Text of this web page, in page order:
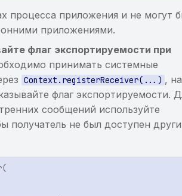
процесса приложения и не могут
приложениями.
флаг экспортируемости при
принимать системные
Context.registerReceiver(...) ,
флаг экспортируемости.
сообщений используйте
получатель не был доступен
(